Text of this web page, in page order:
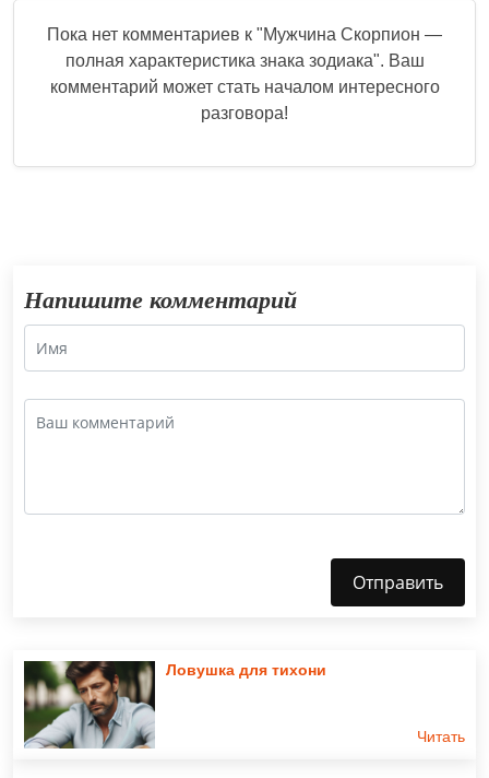
Пока нет комментариев к "Мужчина Скорпион —
полная характеристика знака зодиака⁣". Ваш
комментарий может стать началом интересного
разговора!
Напишите комментарий
Отправить
Ловушка для тихони
Читать